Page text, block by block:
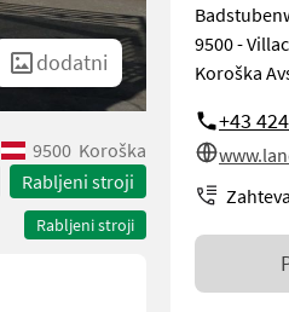
dodatni
9500 Koroška
Rabljeni stroji
Rabljeni stroji
9500 -
Koroška
+43